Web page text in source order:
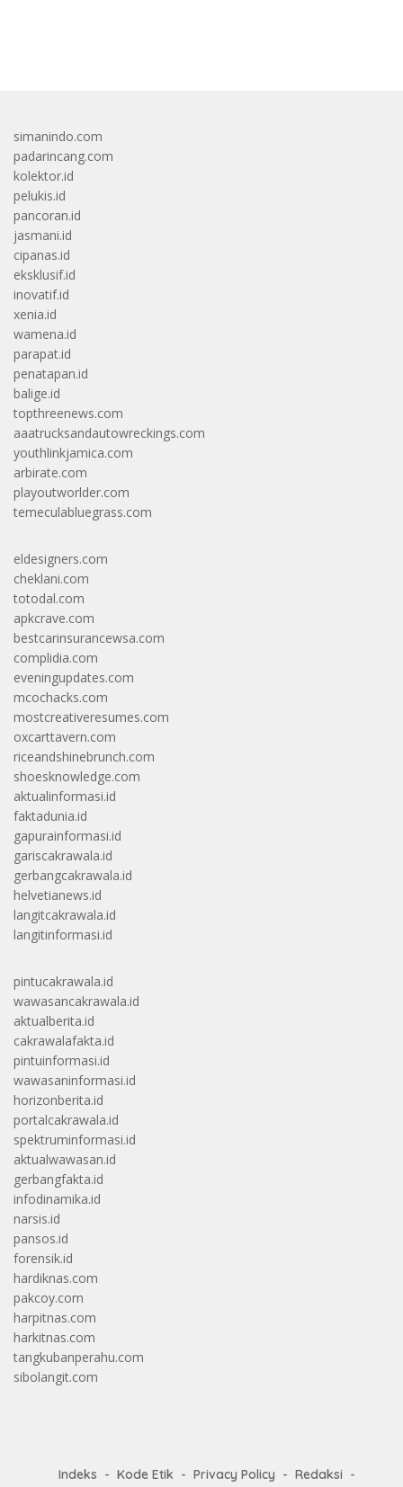
simanindo.com
padarincang.com
kolektor.id
pelukis.id
pancoran.id
jasmani.id
cipanas.id
eksklusif.id
inovatif.id
xenia.id
wamena.id
parapat.id
penatapan.id
balige.id
topthreenews.com
aaatrucksandautowreckings.com
youthlinkjamica.com
arbirate.com
playoutworlder.com
temeculabluegrass.com
eldesigners.com
cheklani.com
totodal.com
apkcrave.com
bestcarinsurancewsa.com
complidia.com
eveningupdates.com
mcochacks.com
mostcreativeresumes.com
oxcarttavern.com
riceandshinebrunch.com
shoesknowledge.com
aktualinformasi.id
faktadunia.id
gapurainformasi.id
gariscakrawala.id
gerbangcakrawala.id
helvetianews.id
langitcakrawala.id
langitinformasi.id
pintucakrawala.id
wawasancakrawala.id
aktualberita.id
cakrawalafakta.id
pintuinformasi.id
wawasaninformasi.id
horizonberita.id
portalcakrawala.id
spektruminformasi.id
aktualwawasan.id
gerbangfakta.id
infodinamika.id
narsis.id
pansos.id
forensik.id
hardiknas.com
pakcoy.com
harpitnas.com
harkitnas.com
tangkubanperahu.com
sibolangit.com
Indeks Kode Etik Privacy Policy
Redaksi